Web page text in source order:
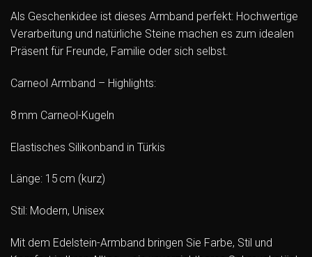
Als Geschenkidee ist dieses Armband perfekt: Hochwertige
Verarbeitung und natürliche Steine machen es zum idealen
Präsent für Freunde, Familie oder sich selbst.
Carneol Armband – Highlights:
8 mm Carneol-Kugeln
Elastisches Silikonband in Türkis
Länge: 15 cm (kurz)
Stil: Modern, Unisex
Mit dem Edelstein-Armband bringen Sie Farbe, Stil und